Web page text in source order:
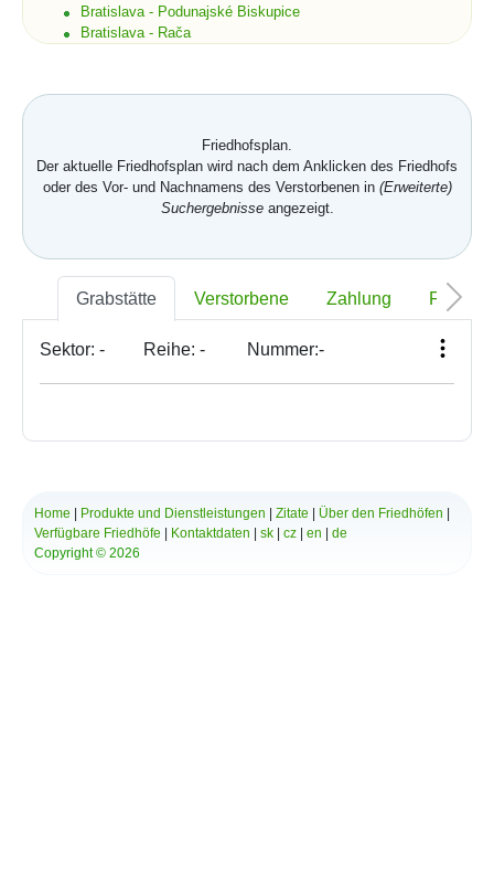
Bratislava - Podunajské Biskupice
Bratislava - Rača
Bratislava - Staré Mesto
Bratislava - Vrakuňa
Bratislava - Záhorská Bystrica
Brekov
Budmerice
Bukovec okr. Košice
Bukovec okr. Myjava
Buzica
Bystrička
Červený Hrádok
Červený Kláštor
Chlebnice
Friedhofsplan.
Der aktuelle Friedhofsplan wird nach dem Anklicken des Friedhofs
oder des Vor- und Nachnamens des Verstorbenen in (Erweiterte)
Suchergebnisseangezeigt.
Grabstätte Verstorbene Zahlung Foto
Sektor: - Reihe: - Nummer:-
Home Produkte und Dienstleistungen Zitate Über den Friedhöfen
Verfügbare Friedhöfe
Kontaktdaten sk cz en
de
Copyright © 2026